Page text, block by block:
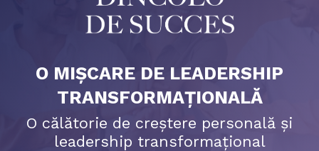
O MIȘCARE DE LEADERSHIP
TRANSFORMAȚIONALĂ
O călătorie de creștere personală și
leadership transformațional